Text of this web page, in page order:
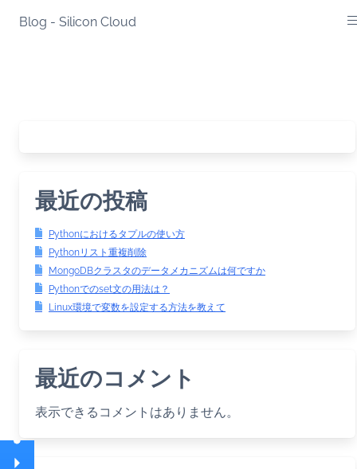
Blog - Silicon Cloud
最近の投稿
Pythonにおけるタプルの使い方
Pythonリスト重複削除
MongoDBクラスタのデータメカニズムは何ですか
Pythonでのset文の用法は？
Linux環境で変数を設定する方法を教えて
最近のコメント
表示できるコメントはありません。